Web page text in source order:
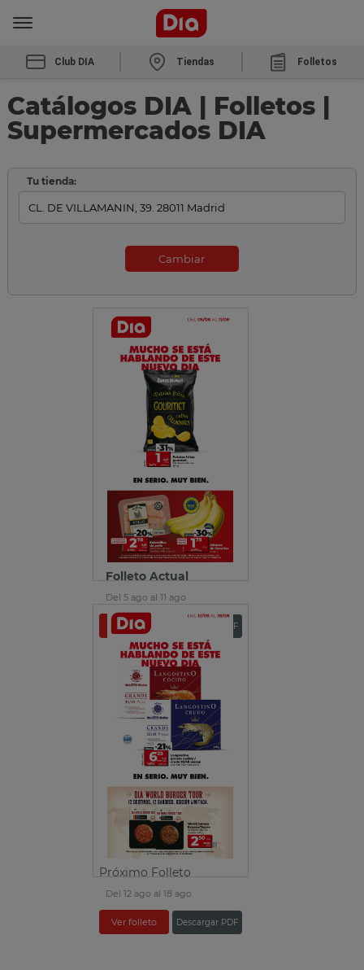
Club DIA Tiendas Folletos
Catálogos DIA | Folletos |
Supermercados DIA
Tu tienda:
Cambiar
Folleto Actual
Del 5 ago al 11 ago
Ver folleto Descargar PDF
Próximo Folleto
Del 12 ago al 18 ago
Ver folleto Descargar PDF